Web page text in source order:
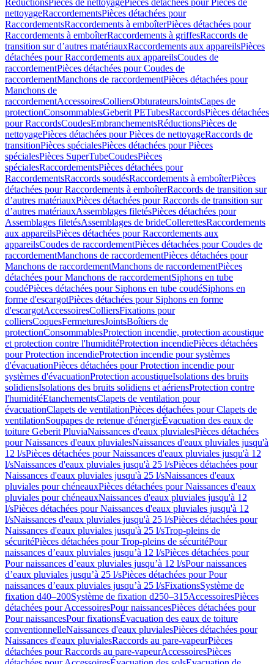
RéductionsPièces de nettoyagePièces détachées pour Pièces de
nettoyageRaccordementsPièces détachées pour
RaccordementsRaccordements à emboîterPièces détachées pour
Raccordements à emboîterRaccordements à griffesRaccords de
transition sur d’autres matériauxRaccordements aux appareilsPièces
détachées pour Raccordements aux appareilsCoudes de
raccordementPièces détachées pour Coudes de
raccordementManchons de raccordementPièces détachées pour
Manchons de
raccordementAccessoiresColliersObturateursJointsCapes de
protectionConsommablesGeberit PETubesRaccordsPièces détachées
pour RaccordsCoudesEmbranchementsRéductionsPièces de
nettoyagePièces détachées pour Pièces de nettoyageRaccords de
transitionPièces spécialesPièces détachées pour Pièces
spécialesPièces SuperTubeCoudesPièces
spécialesRaccordementsPièces détachées pour
RaccordementsRaccords soudésRaccordements à emboîterPièces
détachées pour Raccordements à emboîterRaccords de transition sur
d’autres matériauxPièces détachées pour Raccords de transition sur
d’autres matériauxAssemblages filetésPièces détachées pour
Assemblages filetésAssemblages de brideCollerettesRaccordements
aux appareilsPièces détachées pour Raccordements aux
appareilsCoudes de raccordementPièces détachées pour Coudes de
raccordementManchons de raccordementPièces détachées pour
Manchons de raccordementManchons de raccordementPièces
détachées pour Manchons de raccordementSiphons en tube
coudéPièces détachées pour Siphons en tube coudéSiphons en
forme d'escargotPièces détachées pour Siphons en forme
d'escargotAccessoiresColliersFixations pour
colliersCoquesFermeturesJointsBoîtiers de
protectionConsommablesProtection incendie, protection acoustique
et protection contre l'humiditéProtection incendiePièces détachées
pour Protection incendieProtection incendie pour systèmes
d'évacuationPièces détachées pour Protection incendie pour
systèmes d'évacuationProtection acoustiqueIsolations des bruits
solidiensIsolations des bruits solidiens et aériensProtection contre
l'humiditéEtanchementsClapets de ventilation pour
évacuationClapets de ventilationPièces détachées pour Clapets de
ventilationSoupapes de retenue d'énergieÉvacuation des eaux de
toiture Geberit PluviaNaissances d'eaux pluvialesPièces détachées
pour Naissances d'eaux pluvialesNaissances d'eaux pluviales jusqu'à
12 l/sPièces détachées pour Naissances d'eaux pluviales jusqu'à 12
l/sNaissances d'eaux pluviales jusqu'à 25 l/sPièces détachées pour
Naissances d'eaux pluviales jusqu'à 25 l/sNaissances d'eaux
pluviales pour chéneauxPièces détachées pour Naissances d'eaux
pluviales pour chéneauxNaissances d'eaux pluviales jusqu'à 12
l/sPièces détachées pour Naissances d'eaux pluviales jusqu'à 12
l/sNaissances d'eaux pluviales jusqu'à 25 l/sPièces détachées pour
Naissances d'eaux pluviales jusqu'à 25 l/sTrop-pleins de
sécuritéPièces détachées pour Trop-pleins de sécuritéPour
naissances d’eaux pluviales jusqu’à 12 l/sPièces détachées pour
Pour naissances d’eaux pluviales jusqu’à 12 l/sPour naissances
d’eaux pluviales jusqu’à 25 l/sPièces détachées pour Pour
naissances d’eaux pluviales jusqu’à 25 l/sFixationsSystème de
fixation d40–200Système de fixation d250–315AccessoiresPièces
détachées pour AccessoiresPour naissancesPièces détachées pour
Pour naissancesPour fixationsÉvacuation des eaux de toiture
conventionnelleNaissances d'eaux pluvialesPièces détachées pour
Naissances d'eaux pluvialesRaccords au pare-vapeurPièces
détachées pour Raccords au pare-vapeurAccessoiresPièces